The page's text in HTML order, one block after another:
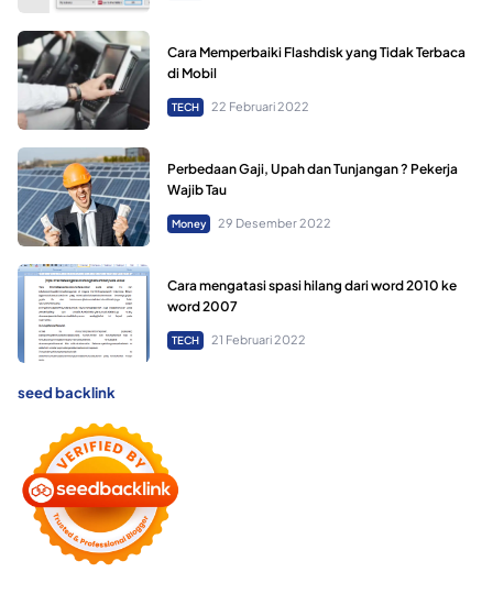
Cara Memperbaiki Flashdisk yang Tidak Terbaca
di Mobil
TECH 22 Februari 2022
Perbedaan Gaji, Upah dan Tunjangan ? Pekerja
Wajib Tau
Money 29 Desember 2022
Cara mengatasi spasi hilang dari word 2010 ke
word 2007
TECH 21 Februari 2022
seed backlink